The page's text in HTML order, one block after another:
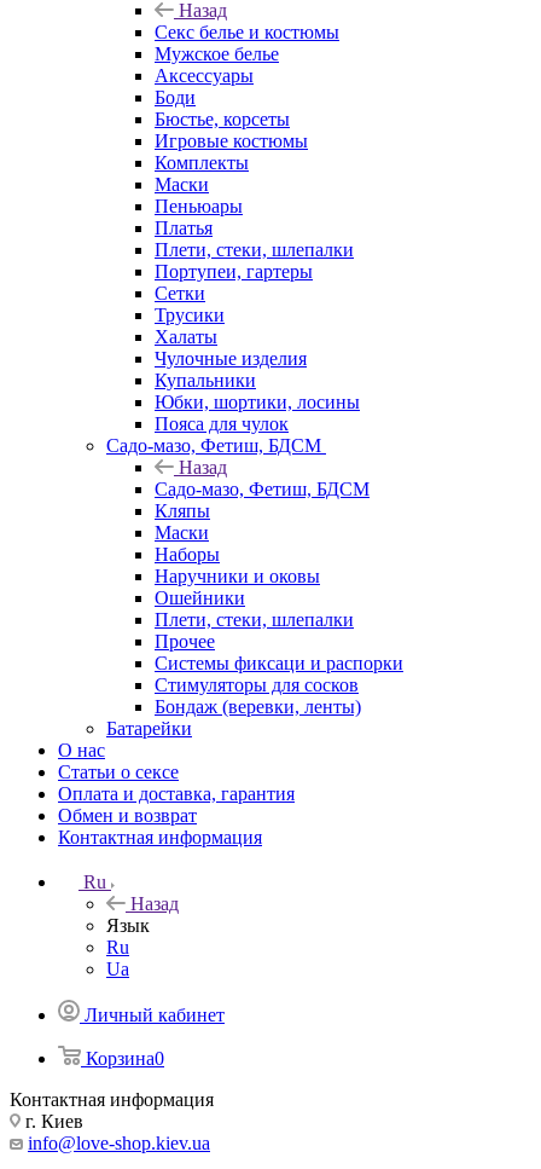
Назад
Секс белье и костюмы
Мужское белье
Аксессуары
Боди
Бюстье, корсеты
Игровые костюмы
Комплекты
Маски
Пеньюары
Платья
Плети, стеки, шлепалки
Портупеи, гартеры
Сетки
Трусики
Халаты
Чулочные изделия
Купальники
Юбки, шортики, лосины
Пояса для чулок
Садо-мазо, Фетиш, БДСМ
Назад
Садо-мазо, Фетиш, БДСМ
Кляпы
Маски
Наборы
Наручники и оковы
Ошейники
Плети, стеки, шлепалки
Прочее
Системы фиксаци и распорки
Стимуляторы для сосков
Бондаж (веревки, ленты)
Батарейки
О нас
Статьи о сексе
Оплата и доставка, гарантия
Обмен и возврат
Контактная информация
Ru
Назад
Язык
Ru
Ua
Личный кабинет
Корзина0
Контактная информация
г. Киев
info@love-shop.kiev.ua